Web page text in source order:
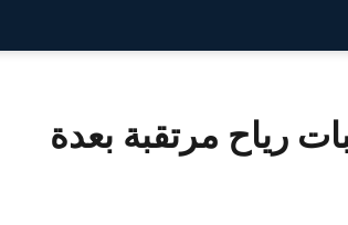
رياح مرتقبة بعدة